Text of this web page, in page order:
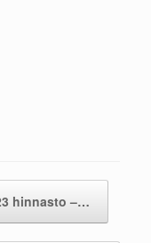
hinnasto –…